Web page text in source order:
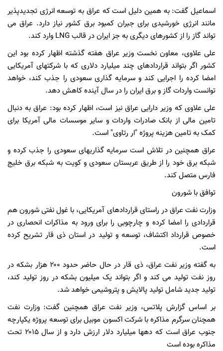
اسماعیل گفت: به همین دلیل است که عراق به توسعه انرژی تجدیدپذیر
مانند انرژی خورشیدی برای جبران کمبود برق کشور نیاز دارد. عراق می
تواند گاز را از کشورهای دیگری به جز ایران در قالب LNG وارد کند.
علی علاوی، معاون نخست وزیر عراق هفته گذشته اظهار کرده بود این
کشور اگر بتواند قراردادهای چند میلیارد دلاری که با شرکتهای آمریکایی
امضا کرده را اجرایی کند و سرمایه گذاری سعودی را جذب کند، خواهد
توانست واردات گاز و برق ایران را در سال آینده کاهش دهد.
علی علاوی که وزیر دارایی عراق نیز است، اظهار کرده بود: عراق به دنبال
تامین مالی از بانک صادرات واردات و سایر موسسات مالی آمریکا برای
کمک به تامین هزینه پروژه "ار رتاوی" است.
عراق همچنین در تلاش است سرمایه گذاریهای سعودی را جذب کرده و
شبکه برق خود را از طریق عربستان سعودی و کویت به شبکه برق خلیج
فارس متصل کند.
توافق با شورون
وزارت نفت عراق در راستای قراردادهای آمریکایی، با غول نفتی شورون هم
قراردادی را امضا کرده و چارچوبی را برای ورود به مذاکرات انحصاری در
خصوص قرارداد اکتشاف، توسعه و تولید در استان ذی قار تشریح کرده
است.
به گفته وزیر نفت عراق، ذی قار در حال حاضر حدود ۲۰۰ هزار بشکه در
روز نفت تولید می کند و اگر بتواند یک میلیون بشکه در روز تولید کند،
تولید جدید شامل تولید پالایش و پتروشیمی خواهد شد.
بر اساس گزارش پلاتس، وزیر نفت عراق همچنین گفت: وزارت نفت
همچنان سرگرم مذاکره با شرکت اکسون موبیل برای توسعه پروژه یکپارچه
جنوب عراق است که دهها میلیارد دلار ارزش دارد و از سال ۲۰۱۵ تحت
مذاکره بوده است